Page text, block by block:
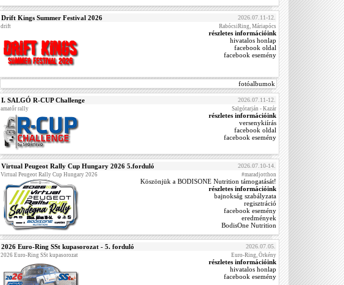
Drift Kings Summer Festival 2026 2026.07.11-12.
drift RabócsiRing, Máriapócs
részletes információink
hivatalos honlap
facebook oldal
facebook esemény
fotóalbumok
I. SALGÓ R-CUP Challenge 2026.07.11-12.
amatőr rally Salgótarján - Kazár
részletes információink
versenykiírás
facebook oldal
facebook esemény
Virtual Peugeot Rally Cup Hungary 2026 5.forduló 2026.07.10-14.
Virtual Peugeot Rally Cup Hungary 2026 #maradjotthon
Köszönjük a BODISONE Nutrition támogatását!
részletes információink
bajnokság szabályzata
regisztráció
facebook esemény
eredmények
BodisOne Nutrition
2026 Euro-Ring SSt kupasorozat - 5. forduló 2026.07.05.
2026 Euro-Ring SSt kupasorozat Euro-Ring, Örkény
részletes információink
hivatalos honlap
facebook esemény